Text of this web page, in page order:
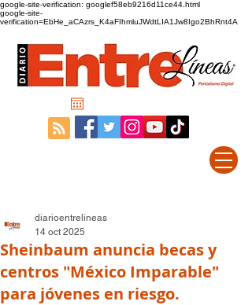
google-site-verification: googlef58eb9216d11ce44.html
google-site-
verification=EbHe_aCAzrs_K4aFIhmluJWdtLIA1Jw8Igo2BhRnt4A
Sheinbaum anuncia becas y
centros "México Imparable"
para jóvenes en riesgo.
diarioentrelineas
14 oct 2025